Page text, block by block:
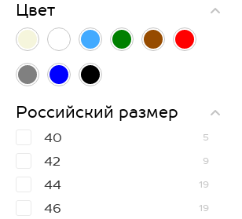
Цвет
Российский размер
40 5
42 9
44 19
46 19